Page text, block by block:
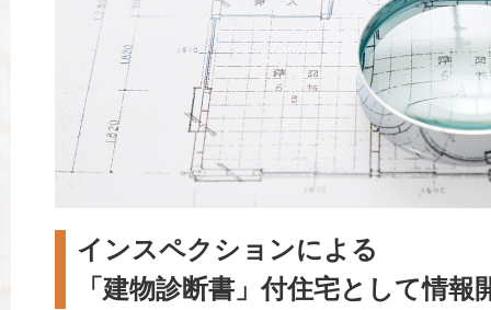
インスペクションによる
「建物診断書」付住宅として情報